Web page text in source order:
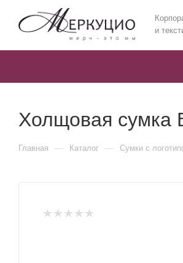
и
Холщовая сумка
Главная — Каталог — Сумки с